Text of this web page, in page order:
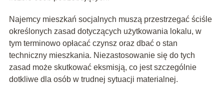
Najemcy mieszkań socjalnych muszą przestrzegać ściśle
określonych zasad dotyczących użytkowania lokalu, w
tym terminowo opłacać czynsz oraz dbać o stan
techniczny mieszkania. Niezastosowanie się do tych
zasad może skutkować eksmisją, co jest szczególnie
dotkliwe dla osób w trudnej sytuacji materialnej.